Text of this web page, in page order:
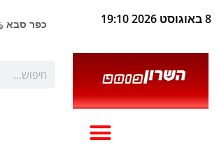
8 באוגוסט 2026 19:10